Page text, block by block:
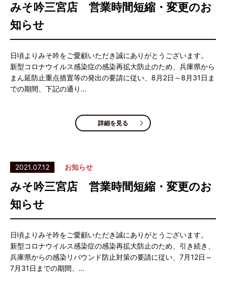
みそ吟三宮店 営業時間短縮・変更のお
知らせ
日頃よりみそ吟をご愛顧いただき誠にありがとうございます。
新型コロナウイルス感染症の感染再拡大防止のため、兵庫県から
まん延防止重点措置等の発出の要請に従い、8月2日～8月31日ま
での期間、下記の通り…
詳細を見る
2021.07.12 お知らせ
みそ吟三宮店 営業時間短縮・変更のお
知らせ
日頃よりみそ吟をご愛顧いただき誠にありがとうございます。
新型コロナウイルス感染症の感染再拡大防止のため、引き続き、
兵庫県からの感染リバウンド防止対策の要請に従い、7月12日～
7月31日までの期間、…